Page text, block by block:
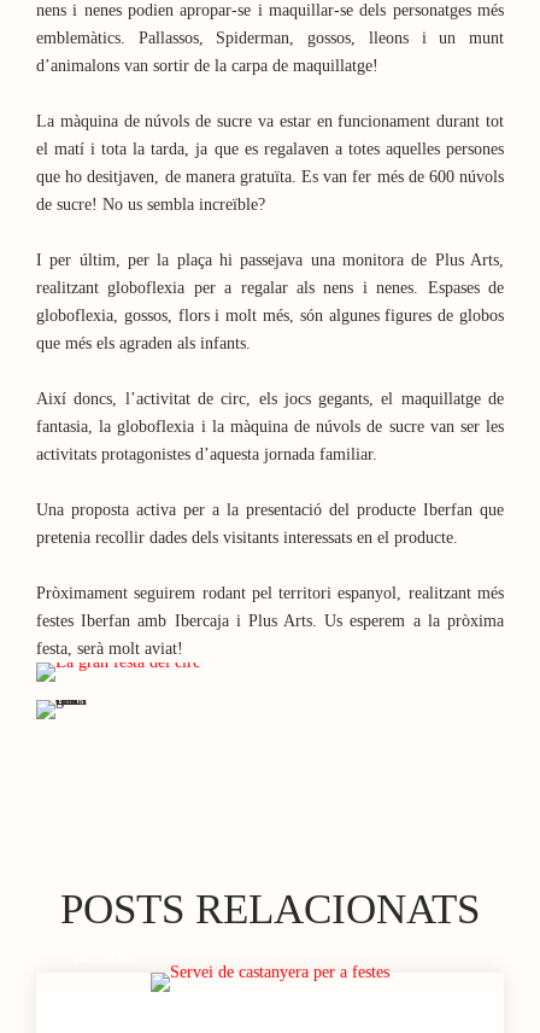
nens i nenes podien apropar-se i maquillar-se dels personatges més
emblemàtics. Pallassos, Spiderman, gossos, lleons i un munt
d’animalons van sortir de la carpa de maquillatge!
La màquina de núvols de sucre va estar en funcionament durant tot
el matí i tota la tarda, ja que es regalaven a totes aquelles persones
que ho desitjaven, de manera gratuïta. Es van fer més de 600 núvols
de sucre! No us sembla increïble?
I per últim, per la plaça hi passejava una monitora de Plus Arts,
realitzant globoflexia per a regalar als nens i nenes. Espases de
globoflexia, gossos, flors i molt més, són algunes figures de globos
que més els agraden als infants.
Així doncs, l’activitat de circ, els jocs gegants, el maquillatge de
fantasia, la globoflexia i la màquina de núvols de sucre van ser les
activitats protagonistes d’aquesta jornada familiar.
Una proposta activa per a la presentació del producte Iberfan que
pretenia recollir dades dels visitants interessats en el producte.
Pròximament seguirem rodant pel territori espanyol, realitzant més
festes Iberfan amb Ibercaja i Plus Arts. Us esperem a la pròxima
festa, serà molt aviat!
POSTS RELACIONATS